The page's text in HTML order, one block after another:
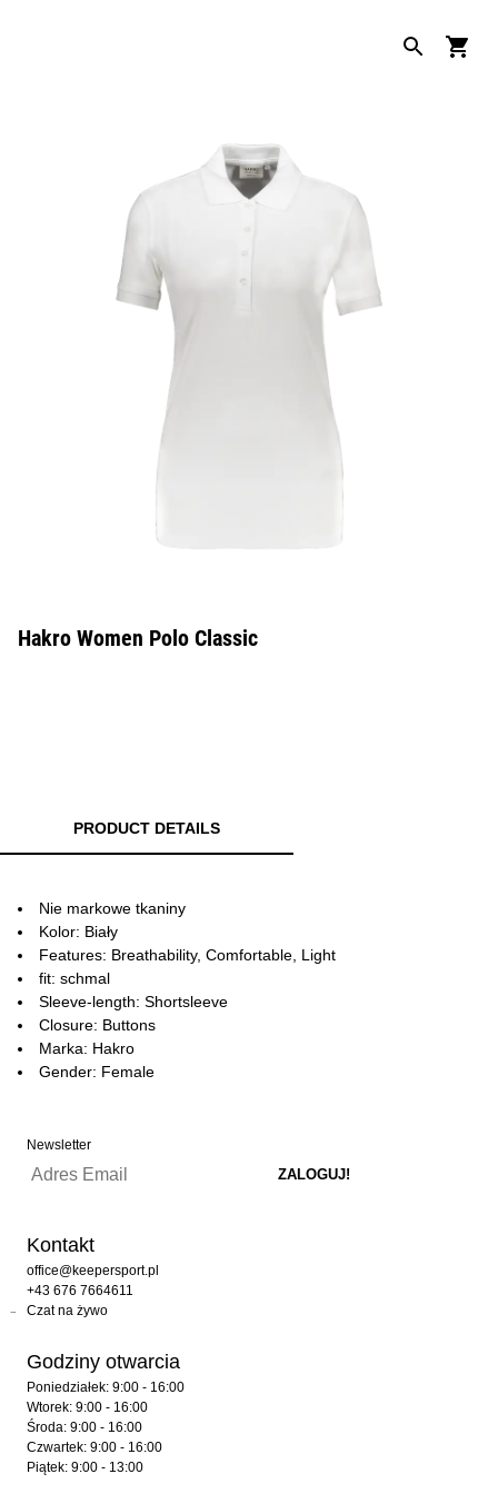
Hakro Women Polo Classic
PRODUCT DETAILS
Nie markowe tkaniny
Kolor: Biały
Features: Breathability, Comfortable, Light
fit: schmal
Sleeve-length: Shortsleeve
Closure: Buttons
Marka: Hakro
Gender: Female
Newsletter
Kontakt
office@keepersport.pl
+43 676 7664611
Czat na żywo
Godziny otwarcia
Poniedziałek: 9:00 - 16:00
Wtorek: 9:00 - 16:00
Środa: 9:00 - 16:00
Czwartek: 9:00 - 16:00
Piątek: 9:00 - 13:00